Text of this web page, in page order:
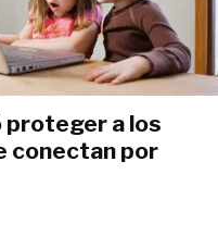
proteger a los
conectan por